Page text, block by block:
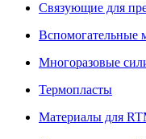
Связующие для
Вспомогательные
Многоразовые
Термопласты
Материалы для